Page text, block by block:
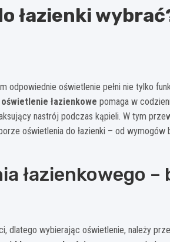
łazienki
oświetlenie pełni nie tylko
łazienkowe pomaga w
nastrój podczas kąpieli. W tym
oświetlenia do łazienki – od
łazienkowego
dlatego wybierając oświetlenie, należy